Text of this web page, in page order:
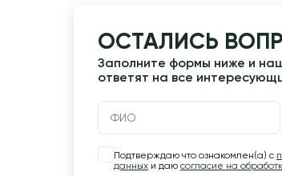
ОСТАЛИСЬ
Заполните формы ниже и
ответят на все
Подтверждаю что ознакомлен(а) с
данных и даю согласие на